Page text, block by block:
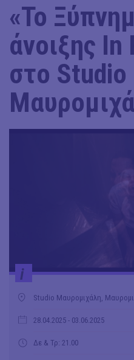
«Το
άνοιξης In
στο Studio
i
Studio Μαυρομιχάλη,
28.04.2025 - 03.06.2025
Δε & Τρ: 21.00